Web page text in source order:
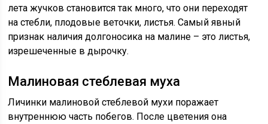
лета жучков становится так много, что они переходят
на стебли, плодовые веточки, листья. Самый явный
признак наличия долгоносика на малине – это листья,
изрешеченные в дырочку.
Малиновая стеблевая муха
Личинки малиновой стеблевой мухи поражает
внутреннюю часть побегов. После цветения она